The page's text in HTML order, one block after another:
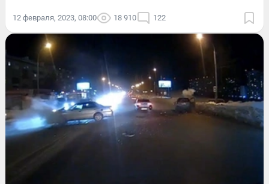
12 февраля, 2023, 08:00 18 910 122